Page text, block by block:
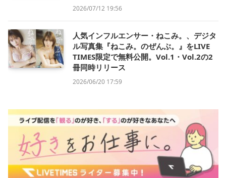
2026/07/12 19:56
人気インフルエンサー・ねこみ。、デジタ
ル写真集『ねこみ。のぜんぶ。』をLIVE
TIMES限定で無料公開。Vol.1・Vol.2の2
冊同時リリース
2026/06/20 17:59